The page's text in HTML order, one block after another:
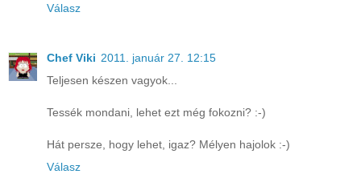
Válasz
Chef Viki 2011. január 27. 12:15
Teljesen készen vagyok...
Tessék mondani, lehet ezt még fokozni? :-)
Hát persze, hogy lehet, igaz? Mélyen hajolok :-)
Válasz